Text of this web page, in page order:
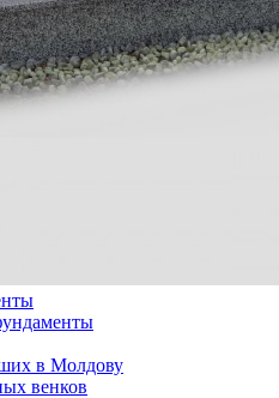
в Молдову
венков